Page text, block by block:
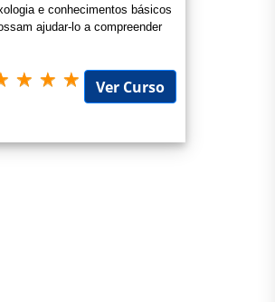
e conhecimentos básicos
ajudar-lo a compreender
Ver Curso